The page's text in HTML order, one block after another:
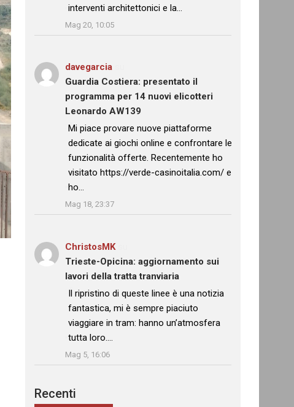
interventi architettonici e la…
Mag 20, 10:05
davegarcia
Guardia Costiera: presentato il
programma per 14 nuovi elicotteri
Leonardo AW139
: “
Mi piace provare nuove piattaforme
dedicate ai giochi online e confrontare le
funzionalità offerte. Recentemente ho
visitato https://verde-casinoitalia.com/ e
ho…
Mag 18, 23:37
ChristosMKsu
Trieste-Opicina: aggiornamento sui
lavori della tratta tranviaria
: “
Il ripristino di queste linee è una notizia
fantastica, mi è sempre piaciuto
viaggiare in tram: hanno un’atmosfera
tutta loro.…
Mag 5, 16:06
Recenti